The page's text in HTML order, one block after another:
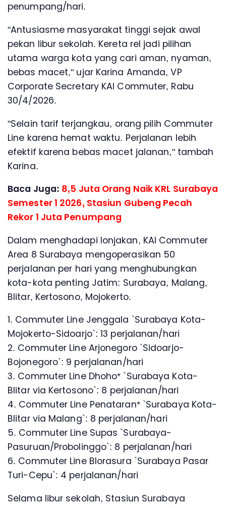
penumpang/hari.
"Antusiasme masyarakat tinggi sejak awal
pekan libur sekolah. Kereta rel jadi pilihan
utama warga kota yang cari aman, nyaman,
bebas macet," ujar Karina Amanda, VP
Corporate Secretary KAI Commuter, Rabu
30/4/2026.
"Selain tarif terjangkau, orang pilih Commuter
Line karena hemat waktu. Perjalanan lebih
efektif karena bebas macet jalanan," tambah
Karina.
Baca Juga: 8,5 Juta Orang Naik KRL Surabaya
Semester 1 2026, Stasiun Gubeng Pecah
Rekor 1 Juta Penumpang
Dalam menghadapi lonjakan, KAI Commuter
Area 8 Surabaya mengoperasikan 50
perjalanan per hari yang menghubungkan
kota-kota penting Jatim: Surabaya, Malang,
Blitar, Kertosono, Mojokerto.
1. Commuter Line Jenggala `Surabaya Kota-
Mojokerto-Sidoarjo`: 13 perjalanan/hari
2. Commuter Line Arjonegoro `Sidoarjo-
Bojonegoro`: 9 perjalanan/hari
3. Commuter Line Dhoho* `Surabaya Kota-
Blitar via Kertosono`: 8 perjalanan/hari
4. Commuter Line Penataran* `Surabaya Kota-
Blitar via Malang`: 8 perjalanan/hari
5. Commuter Line Supas `Surabaya-
Pasuruan/Probolinggo`: 8 perjalanan/hari
6. Commuter Line Blorasura `Surabaya Pasar
Turi-Cepu`: 4 perjalanan/hari
Selama libur sekolah, Stasiun Surabaya